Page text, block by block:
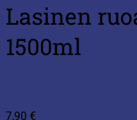
Lasinen
1500ml
7,90 €